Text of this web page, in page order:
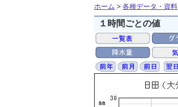
ホーム > 各種データ・資料
１時間ごとの値